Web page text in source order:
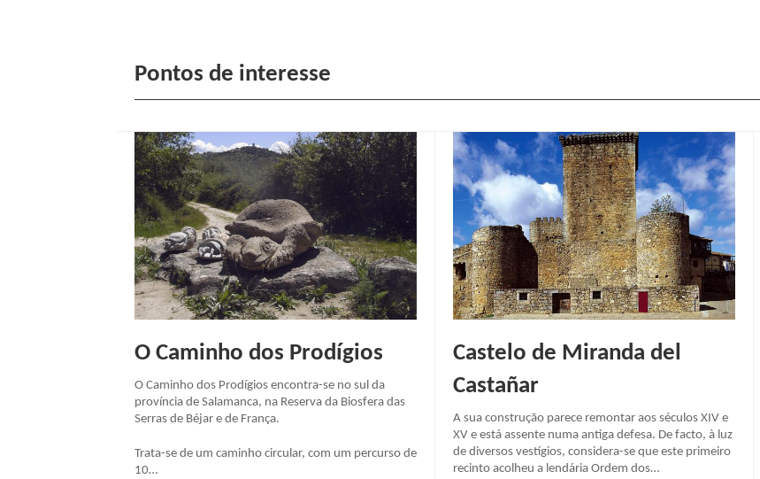
Pontos de interesse
O Caminho dos Prodígios
O Caminho dos Prodígios encontra-se no sul da
província de Salamanca, na Reserva da Biosfera das
Serras de Béjar e de França.
Trata-se de um caminho circular, com um percurso de
10…
Castelo de Miranda del
Castañar
A sua construção parece remontar aos séculos XIV e
XV e está assente numa antiga defesa. De facto, à luz
de diversos vestígios, considera-se que este primeiro
recinto acolheu a lendária Ordem dos…